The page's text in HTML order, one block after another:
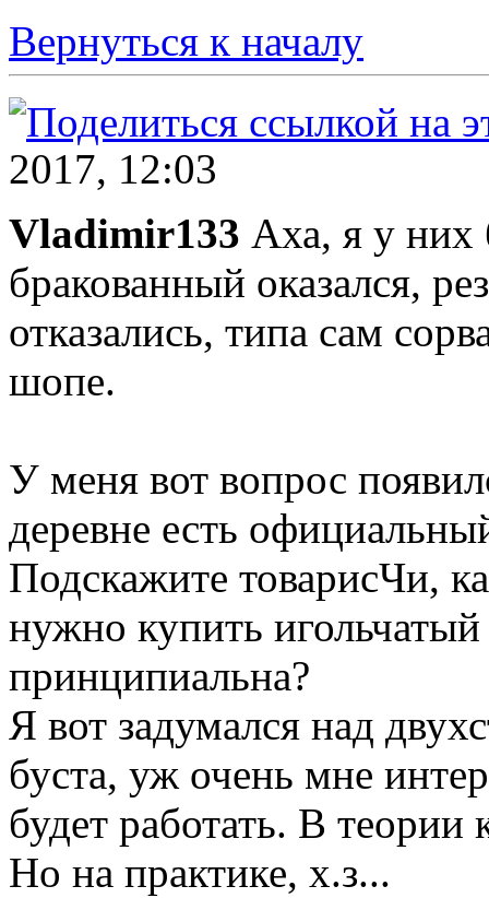
Вернуться к началу
2017, 12:03
Vladimir133 Аха, я у них
бракованный оказался,
отказались, типа сам
шопе.
У меня вот вопрос
деревне есть
Подскажите товарисЧи,
нужно купить
принципиальна?
Я вот задумался над
буста, уж очень мне
будет работать. В
Но на практике, х.з...